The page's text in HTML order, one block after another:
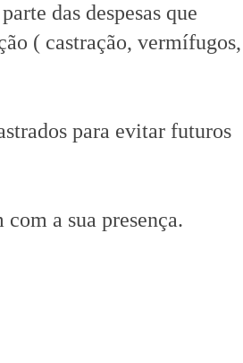
das despesas que
( castração, vermífugos,
para evitar futuros
a sua presença.